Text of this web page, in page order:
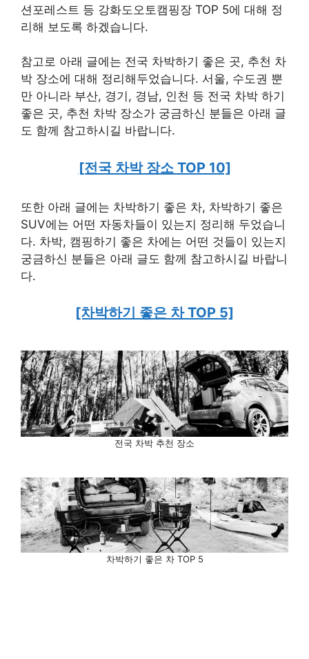
션포레스트 등 강화도오토캠핑장 TOP 5에 대해 정
리해 보도록 하겠습니다.
참고로 아래 글에는 전국 차박하기 좋은 곳, 추천 차
박 장소에 대해 정리해두었습니다. 서울, 수도권 뿐
만 아니라 부산, 경기, 경남, 인천 등 전국 차박 하기
좋은 곳, 추천 차박 장소가 궁금하신 분들은 아래 글
도 함께 참고하시길 바랍니다.
[전국 차박 장소 TOP 10]
또한 아래 글에는 차박하기 좋은 차, 차박하기 좋은
SUV에는 어떤 자동차들이 있는지 정리해 두었습니
다. 차박, 캠핑하기 좋은 차에는 어떤 것들이 있는지
궁금하신 분들은 아래 글도 함께 참고하시길 바랍니
다.
[차박하기 좋은 차 TOP 5]
전국 차박 추천 장소
차박하기 좋은 차 TOP 5